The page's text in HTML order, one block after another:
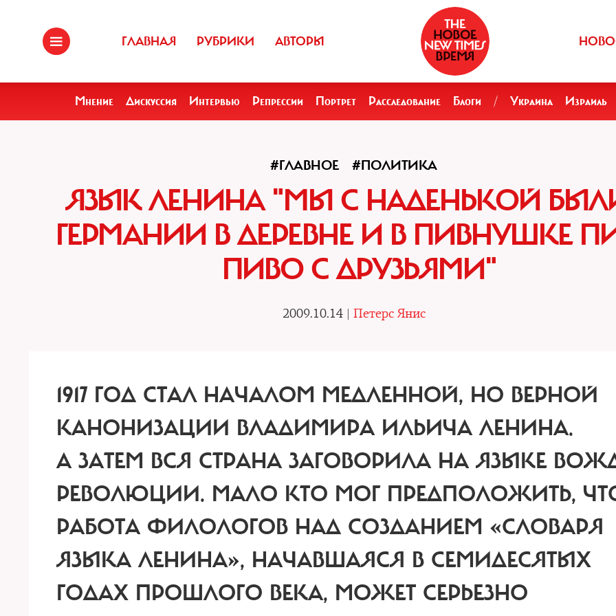
ГЛАВНАЯ РУБРИКИ АВТОРЫ
Мнение Дискуссия Интервью Репрессии Портрет Расследование Блоги / Украина Израиль
#ГЛАВНОЕ #ПОЛИТИКА
ЯЗЫК ЛЕНИНА "МЫ С НАДЕНЬКОЙ
ГЕРМАНИИ В ДЕРЕВНЕ И В ПИВНУШКЕ
ПИВО С ДРУЗЬЯМИ"
2009.10.14 | Петерс Янис
1917 ГОД СТАЛ НАЧАЛОМ МЕДЛЕННОЙ, НО ВЕРНОЙ
КАНОНИЗАЦИИ ВЛАДИМИРА ИЛЬИЧА ЛЕНИНА.
А ЗАТЕМ ВСЯ СТРАНА ЗАГОВОРИЛА НА ЯЗЫКЕ
РЕВОЛЮЦИИ. МАЛО КТО МОГ ПРЕДПОЛОЖИТЬ,
РАБОТА ФИЛОЛОГОВ НАД СОЗДАНИЕМ «СЛОВАРЯ
ЯЗЫКА ЛЕНИНА», НАЧАВШАЯСЯ В СЕМИДЕСЯТЫХ
ГОДАХ ПРОШЛОГО ВЕКА, МОЖЕТ СЕРЬЕЗНО